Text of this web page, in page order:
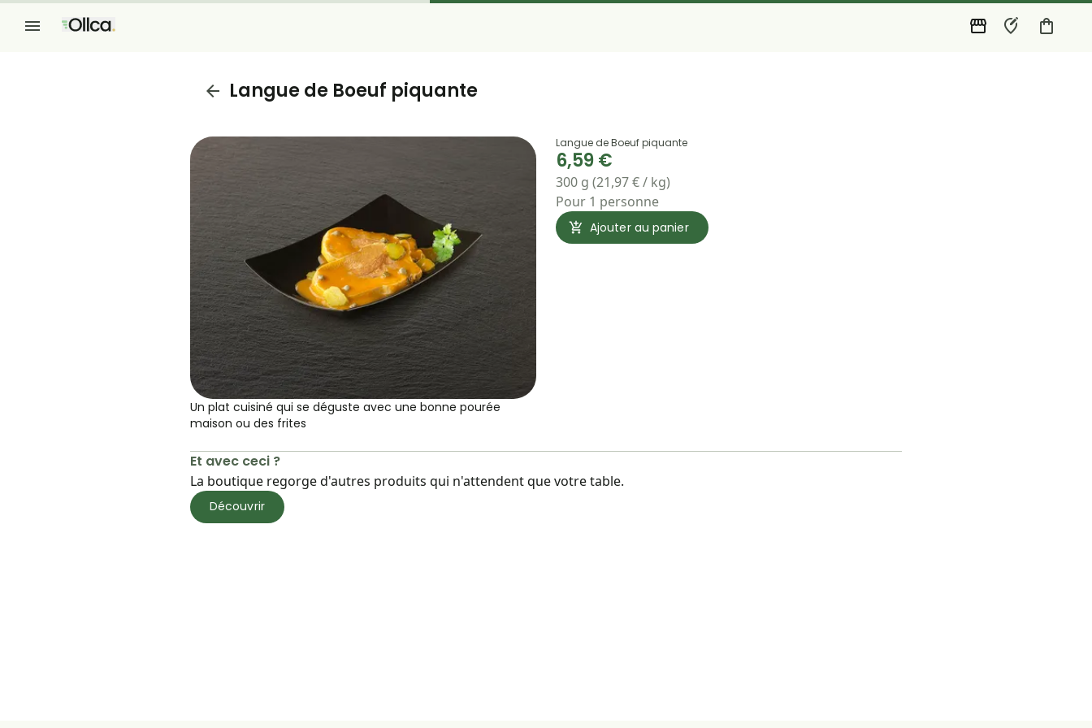
Langue de Boeuf piquante
Un plat cuisiné qui se déguste avec une bonne pourée
maison ou des frites
Langue de Boeuf piquante
6,59 €
300 g (21,97 € / kg)
Pour 1 personne
Ajouter au panier
Et avec ceci ?
La boutique regorge d'autres produits qui n'attendent que votre table.
Découvrir